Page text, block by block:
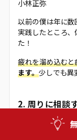
小林正弥
以前の僕は年に
実践したところ
た！
疲れを溜め込む
ます。少しでも異
2. 周りに相談